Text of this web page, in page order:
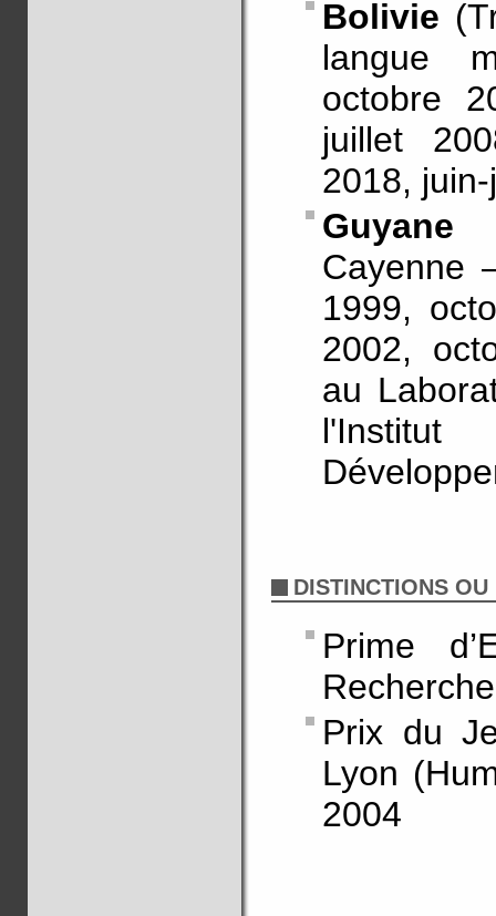
Bolivie
langue
octobre
juillet
2018,
Guyane
Cayenne
1999,
2002,
au
DISTINCTIONS
Prime
Prix du
Lyon
2004